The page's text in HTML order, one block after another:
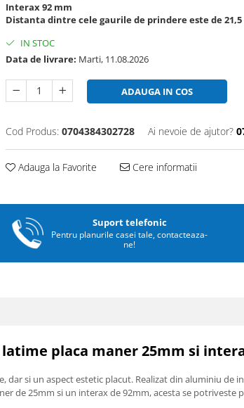
Interax 92 mm
Distanta dintre cele gaurile de prindere este de 21,5
IN STOC
Data de livrare: Marti, 11.08.2026
ADAUGA IN COS
Cod Produs: 0704384302728 Ai nevoie de ajutor?
Adauga la Favorite Cere informatii
Suport telefonic
Pentru planurile casei tale, contacteaza-
ne!
placa maner 25mm si
si un aspect estetic placut. Realizat din aluminiu de
de 25mm si un interax de 92mm, acesta se